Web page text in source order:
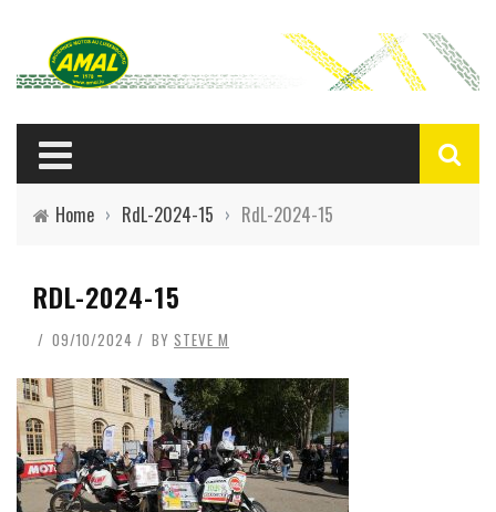
Home › RdL-2024-15 › RdL-2024-15
RDL-2024-15
09/10/2024 BY STEVE M